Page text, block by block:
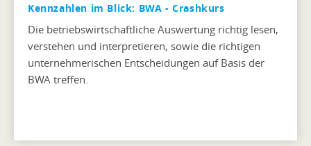
Kennzahlen im Blick: BWA - Crashkurs
Die betriebswirtschaftliche Auswertung richtig lesen,
verstehen und interpretieren, sowie die richtigen
unternehmerischen Entscheidungen auf Basis der
BWA treffen.